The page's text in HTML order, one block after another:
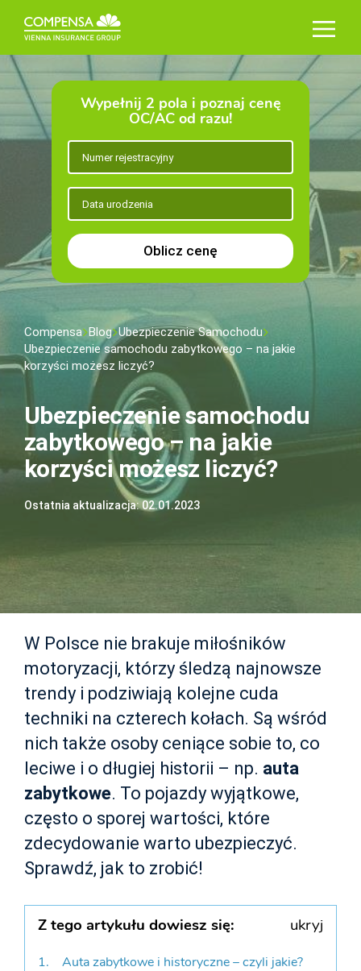
Wypełnij 2 pola i poznaj cenę
OC/AC od razu!
Oblicz cenę
Compensa Blog Ubezpieczenie Samochodu
Ubezpieczenie samochodu zabytkowego – na jakie
korzyści możesz liczyć?
Ubezpieczenie samochodu
zabytkowego – na jakie
korzyści możesz liczyć?
Ostatnia aktualizacja: 02.01.2023
W Polsce nie brakuje miłośników
motoryzacji, którzy śledzą najnowsze
trendy i podziwiają kolejne cuda
techniki na czterech kołach. Są wśród
nich także osoby ceniące sobie to, co
leciwe i o długiej historii – np. auta
zabytkowe. To pojazdy wyjątkowe,
często o sporej wartości, które
zdecydowanie warto ubezpieczyć.
Sprawdź, jak to zrobić!
Z tego artykułu dowiesz się: ukryj
Auta zabytkowe i historyczne – czyli jakie?